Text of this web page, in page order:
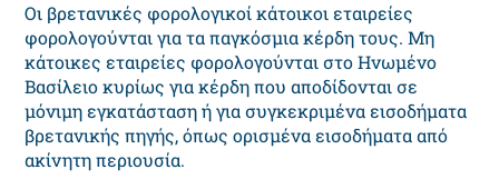
Οι βρετανικές φορολογικοί κάτοικοι εταιρείες
φορολογούνται για τα παγκόσμια κέρδη τους. Μη
κάτοικες εταιρείες φορολογούνται στο Ηνωμένο
Βασίλειο κυρίως για κέρδη που αποδίδονται σε
μόνιμη εγκατάσταση ή για συγκεκριμένα εισοδήματα
βρετανικής πηγής, όπως ορισμένα εισοδήματα από
ακίνητη περιουσία.